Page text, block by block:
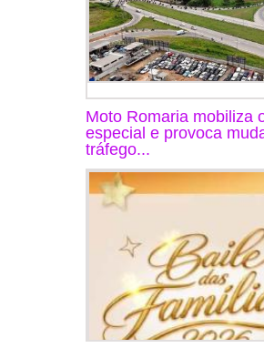
Moto Romaria mobiliza
especial e provoca
tráfego...